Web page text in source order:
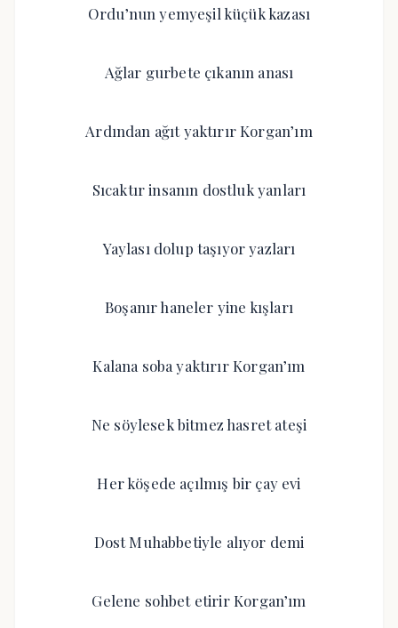
Ordu’nun yemyeşil küçük kazası
Ağlar gurbete çıkanın anası
Ardından ağıt yaktırır Korgan’ım
Sıcaktır insanın dostluk yanları
Yaylası dolup taşıyor yazları
Boşanır haneler yine kışları
Kalana soba yaktırır Korgan’ım
Ne söylesek bitmez hasret ateşi
Her köşede açılmış bir çay evi
Dost Muhabbetiyle alıyor demi
Gelene sohbet etirir Korgan’ım